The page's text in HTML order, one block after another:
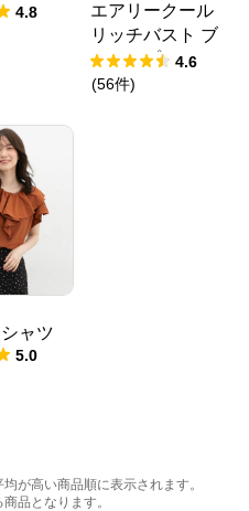
4.8
エアリークール
リッチバスト ブ
ラトップ (ワイヤ
ー入り)
4.6
(56件)
ャツ
5.0
が高い商品順に表示されます。
品となります。